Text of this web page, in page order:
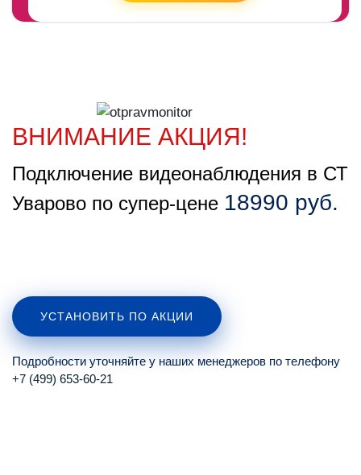
ВНИМАНИЕ АКЦИЯ!
Подключение видеонаблюдения в СТ
Уварово по супер-цене 18990 руб.
УСТАНОВИТЬ ПО АКЦИИ
Подробности уточняйте у наших менеджеров по телефону
+7 (499) 653-60-21